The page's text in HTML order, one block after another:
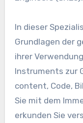
In dieser
Grundlagen der
ihrer
Instruments zur
content, Code,
Sie mit dem
erkunden Sie